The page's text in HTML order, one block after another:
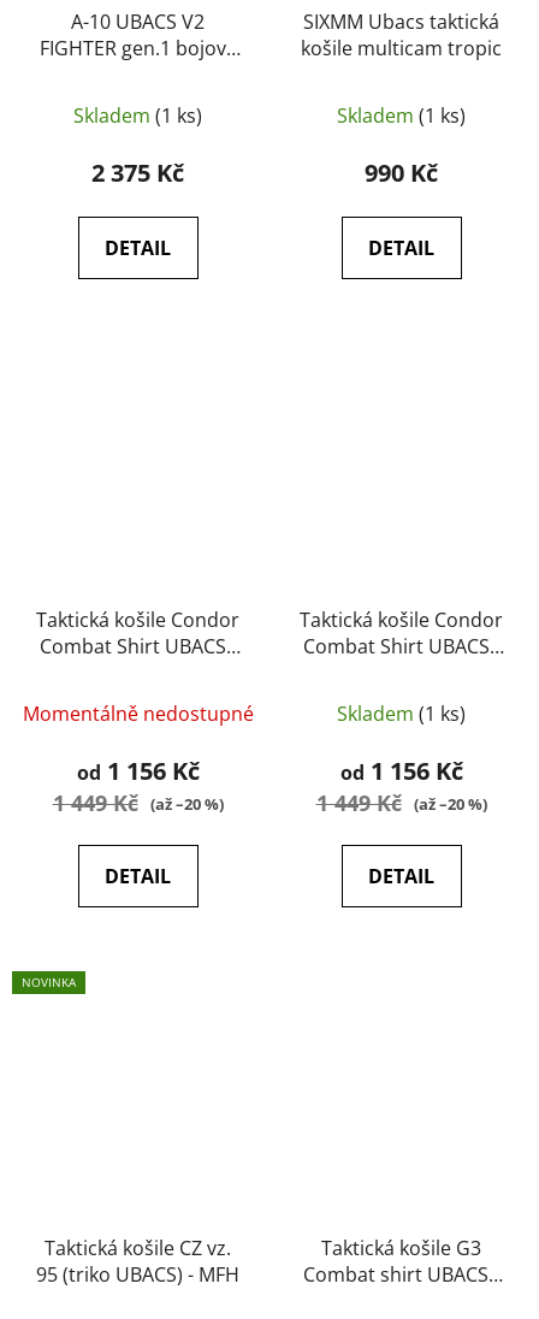
A-10 UBACS V2
FIGHTER gen.1 bojová
Skladem (1 ks)
2 375 Kč
DETAIL
SIXMM Ubacs taktická
košile multicam tropic
Skladem (1 ks)
990 Kč
DETAIL
Taktická košile Condor
Combat Shirt UBACS -
Momentálně nedostupné
od 1 156 Kč
1 449 Kč (až –20 %)
DETAIL
Taktická košile Condor
Combat Shirt UBACS -
Skladem (1 ks)
od 1 156 Kč
1 449 Kč (až –20 %)
DETAIL
NOVINKA
Taktická košile CZ vz.
95 (triko UBACS) - MFH
Taktická košile G3
Combat shirt UBACS -